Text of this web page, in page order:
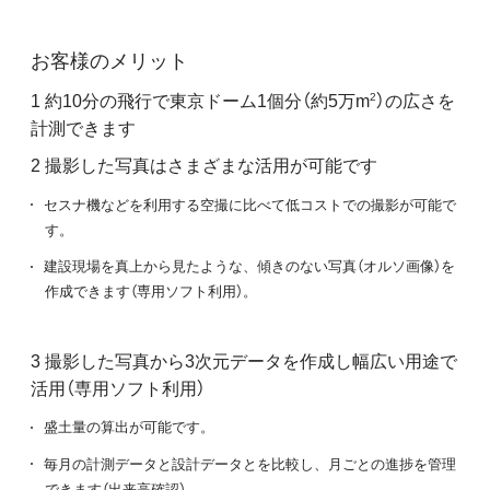
お客様のメリット
1 約10分の飛行で東京ドーム1個分（約5万m2）の広さを
計測できます
2 撮影した写真はさまざまな活用が可能です
セスナ機などを利用する空撮に比べて低コストでの撮影が可能で
す。
建設現場を真上から見たような、傾きのない写真（オルソ画像）を
作成できます（専用ソフト利用）。
3 撮影した写真から3次元データを作成し幅広い用途で
活用（専用ソフト利用）
盛土量の算出が可能です。
毎月の計測データと設計データとを比較し、月ごとの進捗を管理